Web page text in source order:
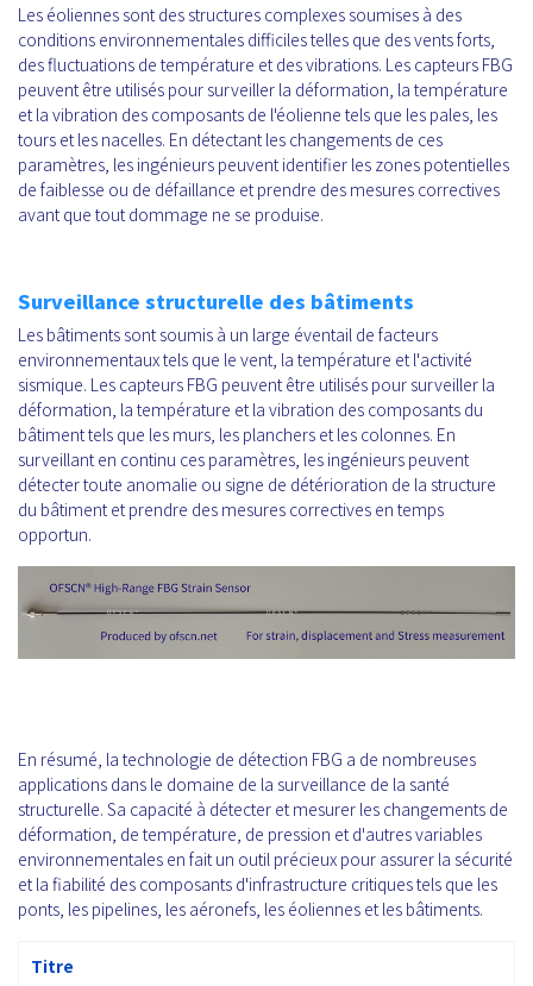
Les éoliennes sont des structures complexes soumises à des
conditions environnementales difficiles telles que des vents forts,
des fluctuations de température et des vibrations. Les capteurs FBG
peuvent être utilisés pour surveiller la déformation, la température
et la vibration des composants de l'éolienne tels que les pales, les
tours et les nacelles. En détectant les changements de ces
paramètres, les ingénieurs peuvent identifier les zones potentielles
de faiblesse ou de défaillance et prendre des mesures correctives
avant que tout dommage ne se produise.
Surveillance structurelle des bâtiments
Les bâtiments sont soumis à un large éventail de facteurs
environnementaux tels que le vent, la température et l'activité
sismique. Les capteurs FBG peuvent être utilisés pour surveiller la
déformation, la température et la vibration des composants du
bâtiment tels que les murs, les planchers et les colonnes. En
surveillant en continu ces paramètres, les ingénieurs peuvent
détecter toute anomalie ou signe de détérioration de la structure
du bâtiment et prendre des mesures correctives en temps
opportun.
En résumé, la technologie de détection FBG a de nombreuses
applications dans le domaine de la surveillance de la santé
structurelle. Sa capacité à détecter et mesurer les changements de
déformation, de température, de pression et d'autres variables
environnementales en fait un outil précieux pour assurer la sécurité
et la fiabilité des composants d'infrastructure critiques tels que les
ponts, les pipelines, les aéronefs, les éoliennes et les bâtiments.
Titre